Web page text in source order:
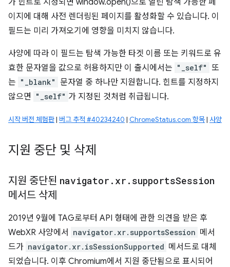
가 힌트로 지정되면 window.open()으로 열린 탐색 가능한 페
이지에 대해 사전 렌더링된 페이지를 활성화할 수 있습니다. 이
필드는 미리 가져오기에 영향을 미치지 않습니다.
사양에 따라 이 필드는 탐색 가능한 타겟 이름 또는 키워드로 유
효한 문자열을 값으로 허용하지만 이 출시에서는 "_self"
또
는 "_blank"
문자열 중 하나만 지원합니다. 힌트를 지정하지
않으면
"_self" 가 지정된 것처럼 취급됩니다.
시작 버전 체험판| 버그 추적 #40234240 | ChromeStatus.com 항목| 사양
지원 중단 및 삭제
지원 중단된 navigator . xr . supportsSession
메서드 삭제
2019년 9월에 TAG로부터 API 형태에 관한 의견을 받은 후
WebXR 사양에서
navigator.xr.supportsSession 메서
드가 navigator.xr.isSessionSupported 메서드로 대체
되었습니다. 이후 Chromium에서 지원 중단됨으로 표시되어